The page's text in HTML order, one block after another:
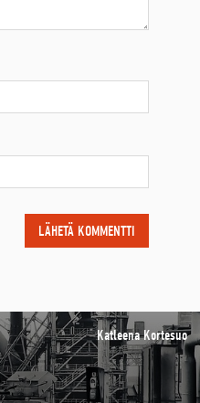
Katleena Kortesuo